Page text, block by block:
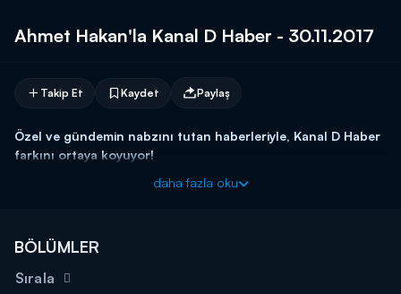
Ahmet Hakan'la Kanal D Haber - 30.11.2017
Takip Et Kaydet Paylaş
Özel ve gündemin nabzını tutan haberleriyle, Kanal D Haber
farkını ortaya koyuyor!
daha fazla oku
BÖLÜMLER
Sırala